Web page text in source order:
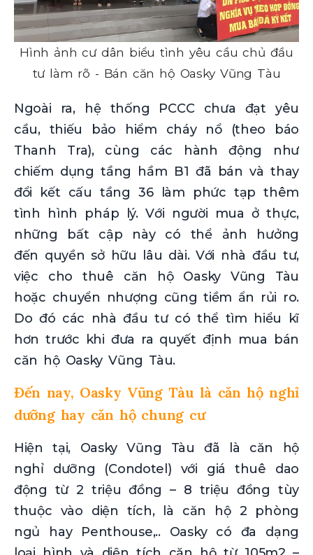
Hình ảnh cư dân biểu tình yêu cầu chủ đầu
tư làm rõ - Bán căn hộ Oasky Vũng Tàu
Ngoài ra, hệ thống PCCC chưa đạt yêu
cầu, thiếu bảo hiểm cháy nổ (theo báo
Thanh Tra), cùng các hành động như
chiếm dụng tầng hầm B1 đã bán và thay
đổi kết cấu tầng 36 làm phức tạp thêm
tình hình pháp lý. Với người mua ở thực,
những bất cập này có thể ảnh hưởng
đến quyền sở hữu lâu dài. Với nhà đầu tư,
việc cho thuê căn hộ Oasky Vũng Tàu
hoặc chuyển nhượng cũng tiềm ẩn rủi ro.
Do đó các nhà đầu tư có thể tìm hiểu kĩ
hơn trước khi đưa ra quyết định mua bán
căn hộ Oasky Vũng Tàu.
Đến nay, Oasky Vũng Tàu là căn hộ nghỉ
dưỡng hay căn hộ chung cư
Hiện tại, Oasky Vũng Tàu đã là căn hộ
nghỉ dưỡng (Condotel) với giá thuê dao
động từ 2 triệu đồng – 8 triệu đồng tùy
thuộc vào diện tích, là căn hộ 2 phòng
ngủ hay Penthouse,.. Oasky có đa dạng